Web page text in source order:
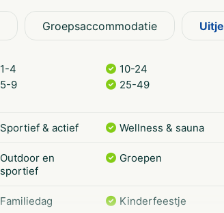
Groepsaccommodatie Uitje
1-4
5-9
10-24
25-49
Sportief & actief Wellness & sauna
Outdoor en
sportief
Groepen
Familiedag Kinderfeestje